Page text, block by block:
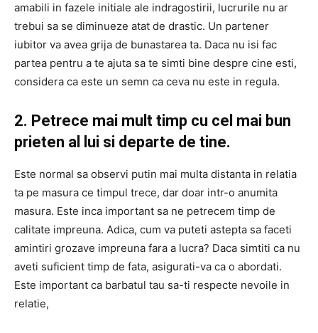
amabili in fazele initiale ale indragostirii, lucrurile nu ar
trebui sa se diminueze atat de drastic. Un partener
iubitor va avea grija de bunastarea ta. Daca nu isi fac
partea pentru a te ajuta sa te simti bine despre cine esti,
considera ca este un semn ca ceva nu este in regula.
2. Petrece mai mult timp cu cel mai bun
prieten al lui si departe de tine.
Este normal sa observi putin mai multa distanta in relatia
ta pe masura ce timpul trece, dar doar intr-o anumita
masura. Este inca important sa ne petrecem timp de
calitate impreuna. Adica, cum va puteti astepta sa faceti
amintiri grozave impreuna fara a lucra? Daca simtiti ca nu
aveti suficient timp de fata, asigurati-va ca o abordati.
Este important ca barbatul tau sa-ti respecte nevoile in
relatie,